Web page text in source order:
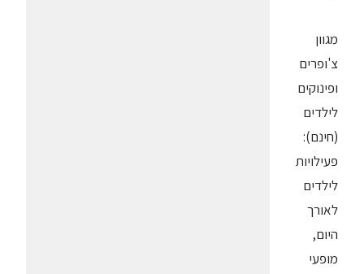
מגוון
צ'ופרים
ופינוקים
לילדים
(חינם):
פעילויות
לילדים
לאורך
היום,
מופעי